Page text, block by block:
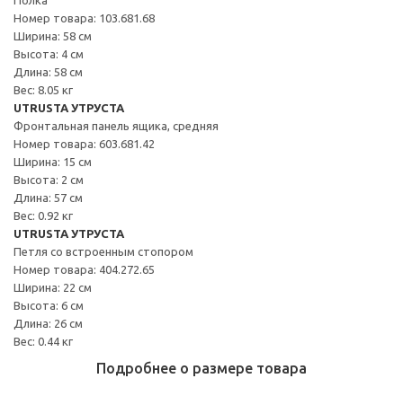
Номер товара: 103.681.68
Ширина: 58 см
Высота: 4 см
Длина: 58 см
Вес: 8.05 кг
UTRUSTA УТРУСТА
Фронтальная панель ящика, средняя
Номер товара: 603.681.42
Ширина: 15 см
Высота: 2 см
Длина: 57 см
Вес: 0.92 кг
UTRUSTA УТРУСТА
Петля со встроенным стопором
Номер товара: 404.272.65
Ширина: 22 см
Высота: 6 см
Длина: 26 см
Вес: 0.44 кг
Подробнее о размере товара